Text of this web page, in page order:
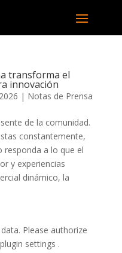
transforma el
innovación
| Notas de Prensa
de la comunidad.
constantemente,
responda a lo que el
y experiencias
dinámico, la
Please authorize
plugin settings .